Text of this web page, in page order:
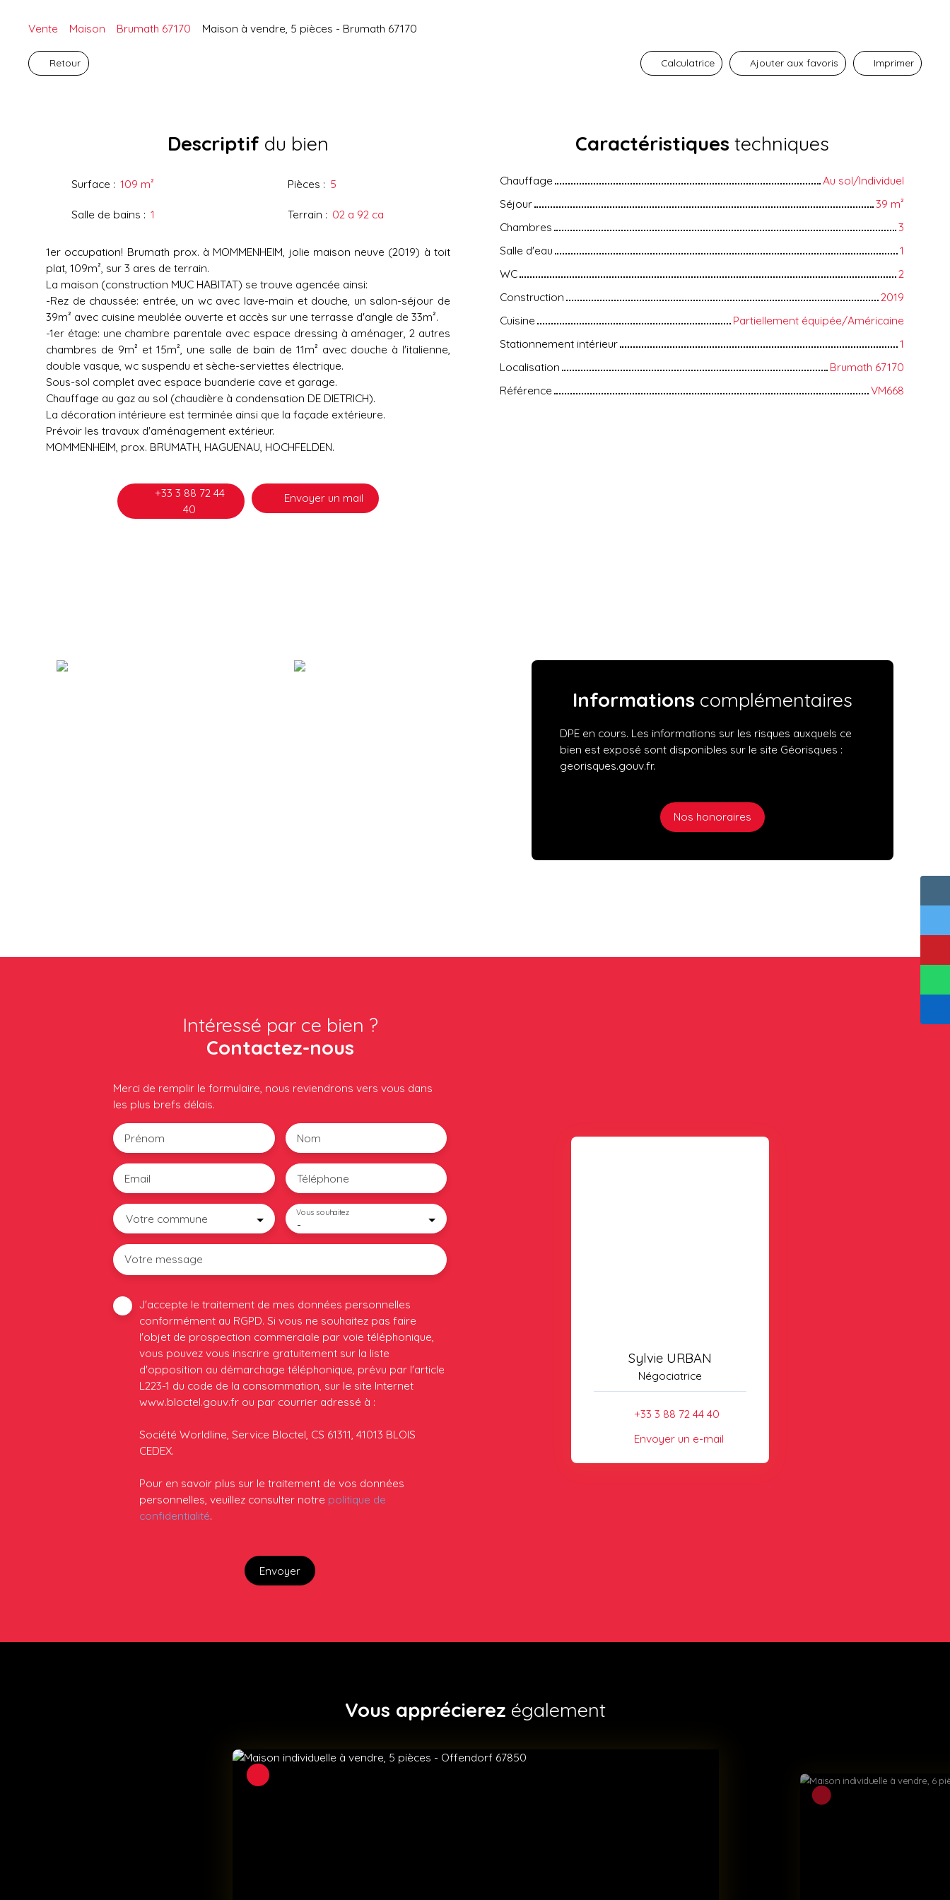
Vente Maison Brumath 67170 Maison à vendre, 5 pièces - Brumath 67170
Retour Calculatrice Ajouter aux favoris Imprimer
Descriptif du bien
Surface : 109 m² Pièces : 5
Salle de bains : 1 Terrain : 02 a 92 ca
1er occupation! Brumath prox. à MOMMENHEIM, jolie maison neuve (2019) à toit
plat, 109m², sur 3 ares de terrain.
La maison (construction MUC HABITAT) se trouve agencée ainsi:
-Rez de chaussée: entrée, un wc avec lave-main et douche, un salon-séjour de
39m² avec cuisine meublée ouverte et accès sur une terrasse d'angle de 33m².
-1er étage: une chambre parentale avec espace dressing à aménager, 2 autres
chambres de 9m² et 15m², une salle de bain de 11m² avec douche à l'italienne,
double vasque, wc suspendu et sèche-serviettes électrique.
Sous-sol complet avec espace buanderie cave et garage.
Chauffage au gaz au sol (chaudière à condensation DE DIETRICH).
La décoration intérieure est terminée ainsi que la façade extérieure.
Prévoir les travaux d'aménagement extérieur.
MOMMENHEIM, prox. BRUMATH, HAGUENAU, HOCHFELDEN.
+33 3 88 72 44
40
Envoyer un mail
Caractéristiques techniques
Chauffage
Au sol/Individuel
Séjour
39 m²
Chambres
3
Salle d'eau
1
WC
2
Construction
2019
Cuisine
Partiellement équipée/Américaine
Stationnement intérieur
1
Localisation
Brumath 67170
Référence
VM668
Informations complémentaires
DPE en cours. Les informations sur les risques auxquels ce
bien est exposé sont disponibles sur le site Géorisques :
georisques.gouv.fr.
Nos honoraires
Intéressé par ce bien ?
Contactez-nous
Merci de remplir le formulaire, nous reviendrons vers vous dans
les plus brefs délais.
Prénom Nom
Email Téléphone
Votre commune -
Vous souhaitez
Votre message
J'accepte le traitement de mes données personnelles
conformément au RGPD. Si vous ne souhaitez pas faire
l'objet de prospection commerciale par voie téléphonique,
vous pouvez vous inscrire gratuitement sur la liste
d'opposition au démarchage téléphonique, prévu par l'article
L223-1 du code de la consommation, sur le site Internet
www.bloctel.gouv.fr ou par courrier adressé à :
Société Worldline, Service Bloctel, CS 61311, 41013 BLOIS
CEDEX.
Pour en savoir plus sur le traitement de vos données
personnelles, veuillez consulter notre politique de
confidentialité.
Envoyer
Sylvie URBAN
Négociatrice
+33 3 88 72 44 40
Envoyer un e-mail
Vous apprécierez également